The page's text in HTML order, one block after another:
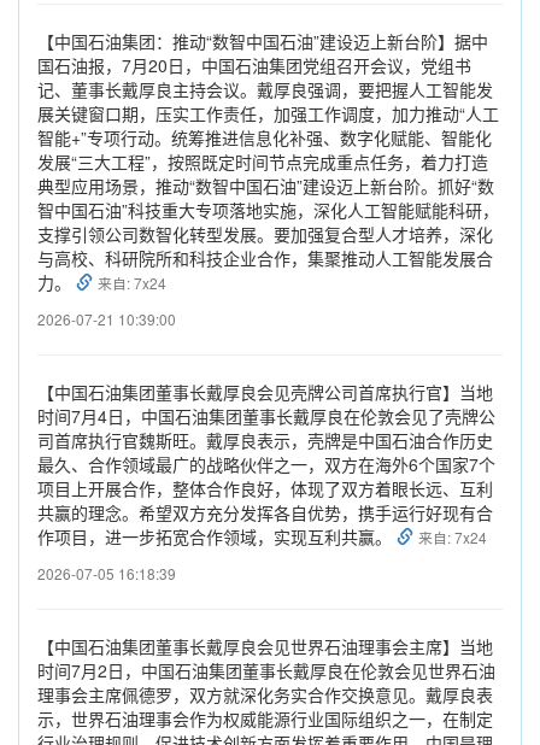
【中国石油集团：推动“数智中国石油”建设迈上新台阶】据中
国石油报，7月20日，中国石油集团党组召开会议，党组书
记、董事长戴厚良主持会议。戴厚良强调，要把握人工智能发
展关键窗口期，压实工作责任，加强工作调度，加力推动“人工
智能+”专项行动。统筹推进信息化补强、数字化赋能、智能化
发展“三大工程”，按照既定时间节点完成重点任务，着力打造
典型应用场景，推动“数智中国石油”建设迈上新台阶。抓好“数
智中国石油”科技重大专项落地实施，深化人工智能赋能科研，
支撑引领公司数智化转型发展。要加强复合型人才培养，深化
与高校、科研院所和科技企业合作，集聚推动人工智能发展合
力。
来自: 7x24
2026-07-21 10:39:00
【中国石油集团董事长戴厚良会见壳牌公司首席执行官】当地
时间7月4日，中国石油集团董事长戴厚良在伦敦会见了壳牌公
司首席执行官魏斯旺。戴厚良表示，壳牌是中国石油合作历史
最久、合作领域最广的战略伙伴之一，双方在海外6个国家7个
项目上开展合作，整体合作良好，体现了双方着眼长远、互利
共赢的理念。希望双方充分发挥各自优势，携手运行好现有合
作项目，进一步拓宽合作领域，实现互利共赢。
来自: 7x24
2026-07-05 16:18:39
【中国石油集团董事长戴厚良会见世界石油理事会主席】当地
时间7月2日，中国石油集团董事长戴厚良在伦敦会见世界石油
理事会主席佩德罗，双方就深化务实合作交换意见。戴厚良表
示，世界石油理事会作为权威能源行业国际组织之一，在制定